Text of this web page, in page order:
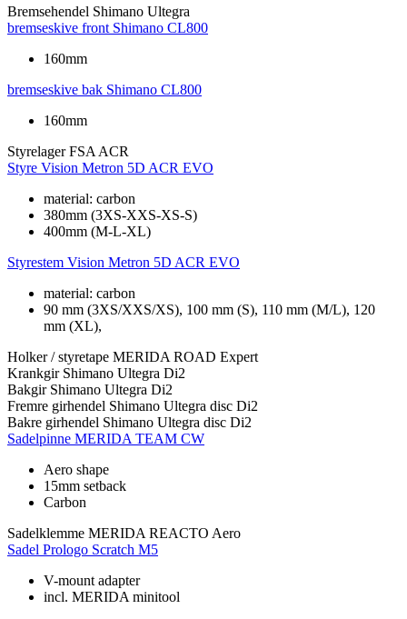
Bremsehendel Shimano Ultegra
bremseskive front Shimano CL800
160mm
bremseskive bak Shimano CL800
160mm
Styrelager FSA ACR
Styre Vision Metron 5D ACR EVO
material: carbon
380mm (3XS-XXS-XS-S)
400mm (M-L-XL)
Styrestem Vision Metron 5D ACR EVO
material: carbon
90 mm (3XS/XXS/XS), 100 mm (S), 110 mm (M/L), 120
mm (XL),
Holker / styretape MERIDA ROAD Expert
Krankgir Shimano Ultegra Di2
Bakgir Shimano Ultegra Di2
Fremre girhendel Shimano Ultegra disc Di2
Bakre girhendel Shimano Ultegra disc Di2
Sadelpinne MERIDA TEAM CW
Aero shape
15mm setback
Carbon
Sadelklemme MERIDA REACTO Aero
Sadel Prologo Scratch M5
V-mount adapter
incl. MERIDA minitool